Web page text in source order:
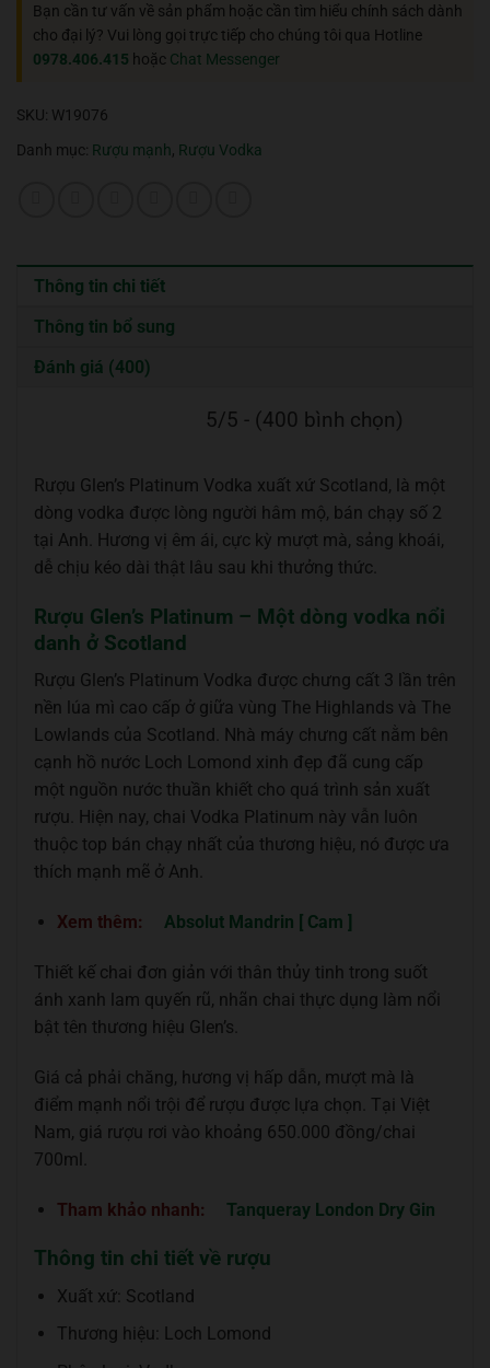
Bạn cần tư vấn về sản phẩm hoặc cần tìm hiểu chính sách dành
cho đại lý? Vui lòng gọi trực tiếp cho chúng tôi qua Hotline
0978.406.415 hoặc Chat Messenger
SKU: W19076
Danh mục: Rượu mạnh, Rượu Vodka
Thông tin chi tiết
Thông tin bổ sung
Đánh giá (400)
5/5 - (400 bình chọn)
Rượu Glen’s Platinum Vodka xuất xứ Scotland, là một
dòng vodka được lòng người hâm mộ, bán chạy số 2
tại Anh. Hương vị êm ái, cực kỳ mượt mà, sảng khoái,
dễ chịu kéo dài thật lâu sau khi thưởng thức.
Rượu Glen’s Platinum – Một dòng vodka nổi
danh ở Scotland
Rượu Glen’s Platinum Vodka được chưng cất 3 lần trên
nền lúa mì cao cấp ở giữa vùng The Highlands và The
Lowlands của Scotland. Nhà máy chưng cất nằm bên
cạnh hồ nước Loch Lomond xinh đẹp đã cung cấp
một nguồn nước thuần khiết cho quá trình sản xuất
rượu. Hiện nay, chai Vodka Platinum này vẫn luôn
thuộc top bán chạy nhất của thương hiệu, nó được ưa
thích mạnh mẽ ở Anh.
Xem thêm: Absolut Mandrin [ Cam ]
Thiết kế chai đơn giản với thân thủy tinh trong suốt
ánh xanh lam quyến rũ, nhãn chai thực dụng làm nổi
bật tên thương hiệu Glen’s.
Giá cả phải chăng, hương vị hấp dẫn, mượt mà là
điểm mạnh nổi trội để rượu được lựa chọn. Tại Việt
Nam, giá rượu rơi vào khoảng 650.000 đồng/chai
700ml.
Tham khảo nhanh: Tanqueray London Dry Gin
Thông tin chi tiết về rượu
Xuất xứ: Scotland
Thương hiệu: Loch Lomond